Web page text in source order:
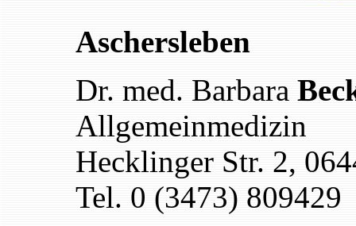
Aschersleben
Dr. med. Barbara
Allgemeinmedizin
Hecklinger Str. 2,
Tel. 0 (3473) 809429